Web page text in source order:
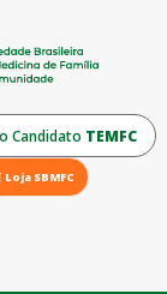
Candidato TEMFC
Loja SBMFC